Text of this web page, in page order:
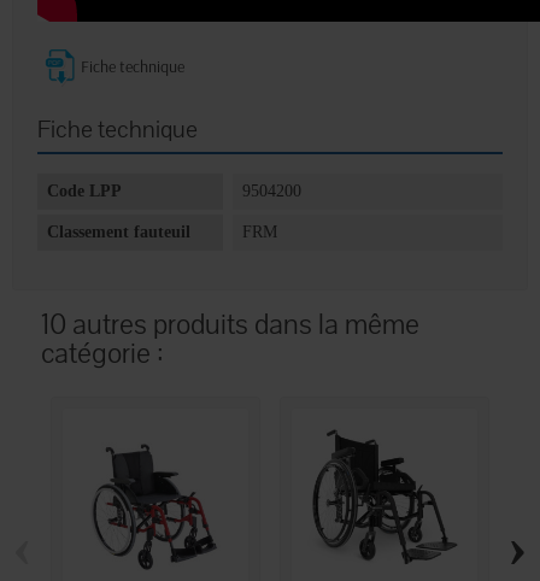
Fiche technique
Fiche technique
Code LPP 9504200
Classement fauteuil FRM
10 autres produits dans la même
catégorie :
›